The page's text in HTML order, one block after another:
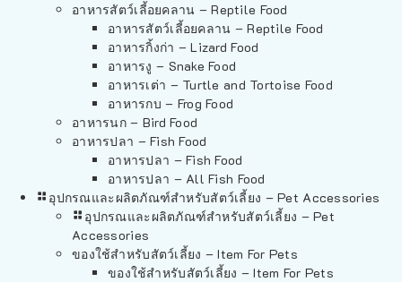
อาหารสัตว์เลี้อยคลาน – Reptile Food
อาหารสัตว์เลี้อยคลาน – Reptile Food
อาหารกิ้งก่า – Lizard Food
อาหารงู – Snake Food
อาหารเต่า – Turtle and Tortoise Food
อาหารกบ – Frog Food
อาหารนก – Bird Food
อาหารปลา – Fish Food
อาหารปลา – Fish Food
อาหารปลา – All Fish Food
อุปกรณและผลิตภัณฑ์สำหรับสัตว์เลี้ยง – Pet Accessories
อุปกรณและผลิตภัณฑ์สำหรับสัตว์เลี้ยง – Pet
Accessories
ของใช้สำหรับสัตว์เลี้ยง – Item For Pets
ของใช้สำหรับสัตว์เลี้ยง – Item For Pets